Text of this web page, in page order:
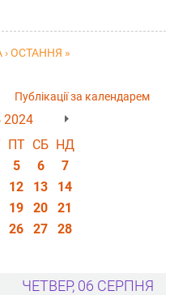
ОСТАННЯ »
Публікації за календарем
2024
ПТ СБ НД
5 6
7
12 13
14
19 20
21
26 27
28
ЧЕТВЕР, 06 СЕРПНЯ